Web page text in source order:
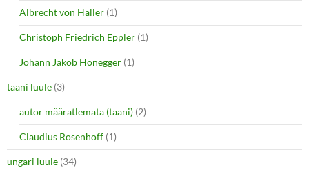
Albrecht von Haller (1)
Christoph Friedrich Eppler (1)
Johann Jakob Honegger (1)
taani luule (3)
autor määratlemata (taani) (2)
Claudius Rosenhoff (1)
ungari luule (34)